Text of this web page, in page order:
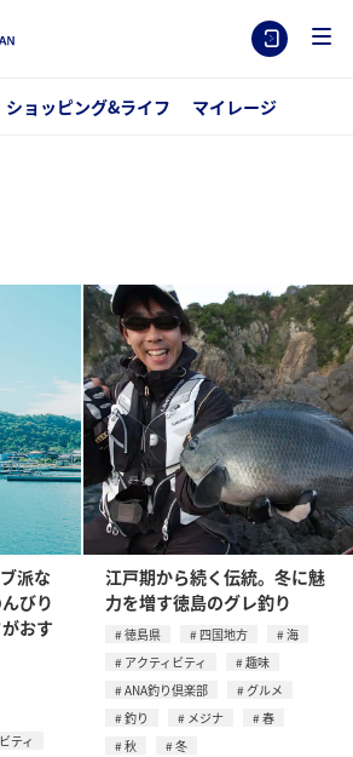
ショッピング&ライフ マイレージ
派な
びり
おす
ティ
江戸期から続く伝統。冬に魅
力を増す徳島のグレ釣り
徳島県 四国地方
海
アクティビティ
趣味
ANA釣り倶楽部
グルメ
釣り
メジナ
春
秋
冬